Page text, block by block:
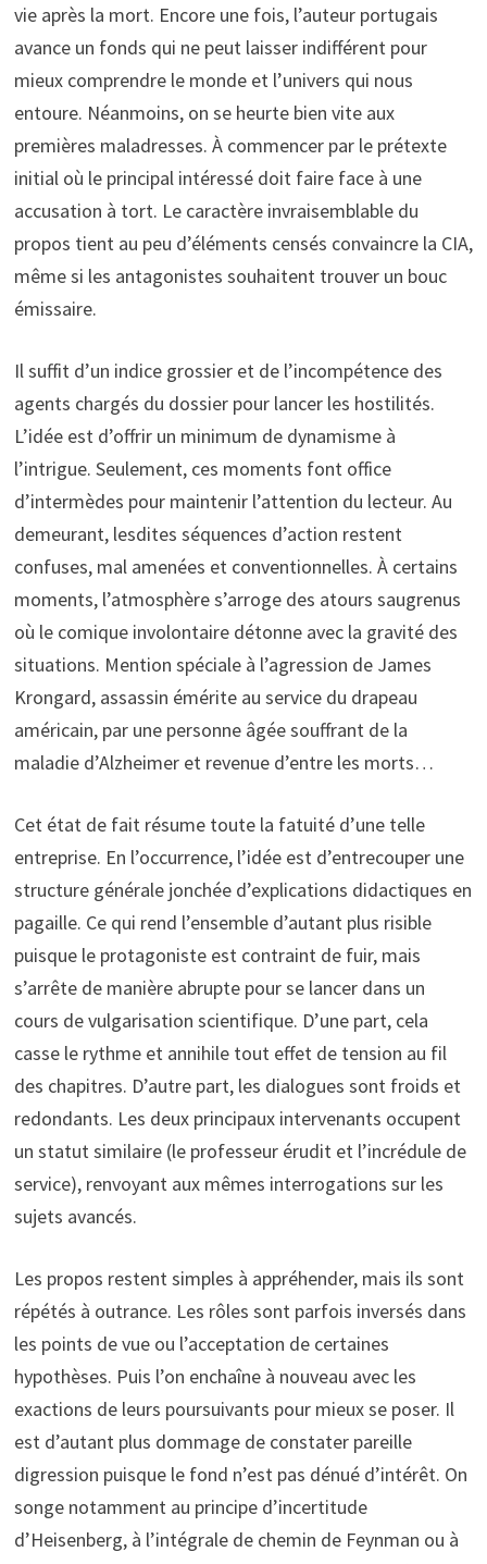
vie après la mort. Encore une fois, l’auteur portugais
avance un fonds qui ne peut laisser indifférent pour
mieux comprendre le monde et l’univers qui nous
entoure. Néanmoins, on se heurte bien vite aux
premières maladresses. À commencer par le prétexte
initial où le principal intéressé doit faire face à une
accusation à tort. Le caractère invraisemblable du
propos tient au peu d’éléments censés convaincre la CIA,
même si les antagonistes souhaitent trouver un bouc
émissaire.
Il suffit d’un indice grossier et de l’incompétence des
agents chargés du dossier pour lancer les hostilités.
L’idée est d’offrir un minimum de dynamisme à
l’intrigue. Seulement, ces moments font office
d’intermèdes pour maintenir l’attention du lecteur. Au
demeurant, lesdites séquences d’action restent
confuses, mal amenées et conventionnelles. À certains
moments, l’atmosphère s’arroge des atours saugrenus
où le comique involontaire détonne avec la gravité des
situations. Mention spéciale à l’agression de James
Krongard, assassin émérite au service du drapeau
américain, par une personne âgée souffrant de la
maladie d’Alzheimer et revenue d’entre les morts…
Cet état de fait résume toute la fatuité d’une telle
entreprise. En l’occurrence, l’idée est d’entrecouper une
structure générale jonchée d’explications didactiques en
pagaille. Ce qui rend l’ensemble d’autant plus risible
puisque le protagoniste est contraint de fuir, mais
s’arrête de manière abrupte pour se lancer dans un
cours de vulgarisation scientifique. D’une part, cela
casse le rythme et annihile tout effet de tension au fil
des chapitres. D’autre part, les dialogues sont froids et
redondants. Les deux principaux intervenants occupent
un statut similaire (le professeur érudit et l’incrédule de
service), renvoyant aux mêmes interrogations sur les
sujets avancés.
Les propos restent simples à appréhender, mais ils sont
répétés à outrance. Les rôles sont parfois inversés dans
les points de vue ou l’acceptation de certaines
hypothèses. Puis l’on enchaîne à nouveau avec les
exactions de leurs poursuivants pour mieux se poser. Il
est d’autant plus dommage de constater pareille
digression puisque le fond n’est pas dénué d’intérêt. On
songe notamment au principe d’incertitude
d’Heisenberg, à l’intégrale de chemin de Feynman ou à